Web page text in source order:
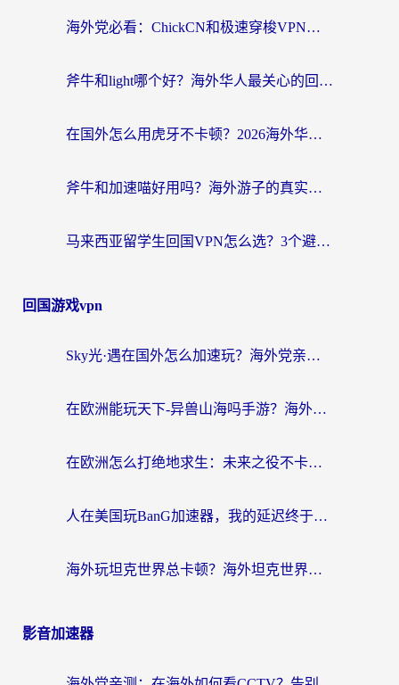
海外党必看：ChickCN和极速穿梭VPN好用吗？3招教你选对回国加速器无缝刷国内资源
斧牛和light哪个好？海外华人最关心的回国加速器选择难题，一篇讲透
在国外怎么用虎牙不卡顿？2026海外华人亲测有效的回国加速器选择指南
斧牛和加速喵好用吗？海外游子的真实选择困境
马来西亚留学生回国VPN怎么选？3个避坑点+1款实测好用的加速器推荐
回国游戏vpn
Sky光·遇在国外怎么加速玩？海外党亲测有效的国服游戏加速指南
在欧洲能玩天下-异兽山海吗手游？海外玩家的加速器生存指南
在欧洲怎么打绝地求生：未来之役不卡？留学生亲测的加速器避坑指南
人在美国玩BanG加速器，我的延迟终于绿了
海外玩坦克世界总卡顿？海外坦克世界加速器有哪些？实测好用的选择在这里
影音加速器